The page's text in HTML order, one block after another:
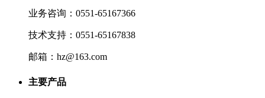
业务咨询：0551-65167366
技术支持：0551-65167838
邮箱：hz@163.com
主要产品